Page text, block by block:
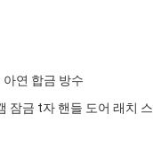
연 합금 방수
잠금 t자 핸들 도어 래치 스